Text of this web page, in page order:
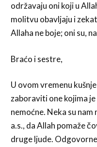
održavaju oni koji u
molitvu obavljaju i
Allaha ne boje; oni su,
Braćo i sestre,
U ovom vremenu
zaboraviti one kojima
nemoćne. Neka su
a.s., da Allah pomaže
druge ljude.